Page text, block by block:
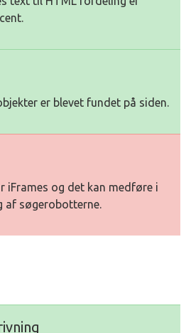
er blevet fundet på siden.
iFrames og det kan medføre i
søgerobotterne.